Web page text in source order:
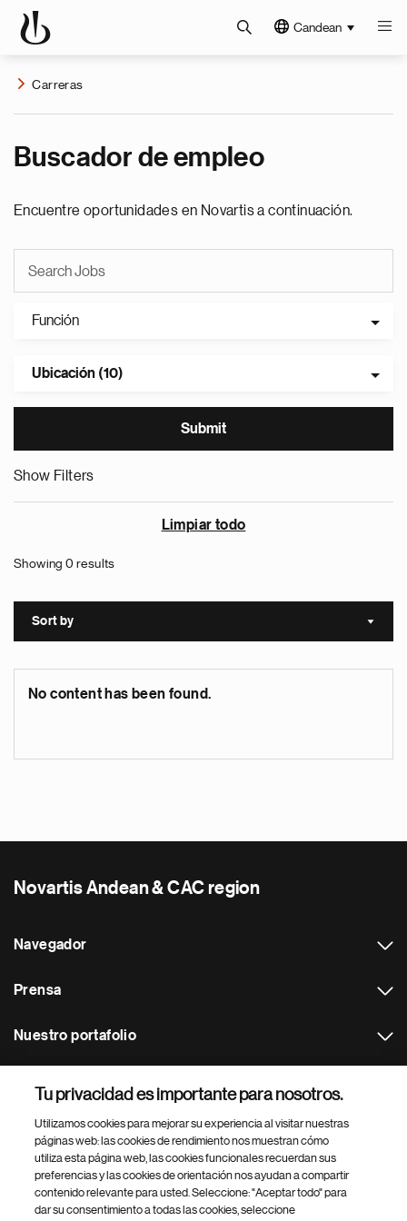
Candean
Carreras
Buscador de empleo
Encuentre oportunidades en Novartis a continuación.
Función
Ubicación (10)
Show Filters
Limpiar todo
Showing 0 results
Sort by Sort
No content has been found.
Novartis Andean & CAC region
Navegador
Prensa
Nuestro portafolio
Footer Site Search
Tu privacidad es importante para nosotros.
Utilizamos cookies para mejorar su experiencia al visitar nuestras
páginas web: las cookies de rendimiento nos muestran cómo
utiliza esta página web, las cookies funcionales recuerdan sus
preferencias y las cookies de orientación nos ayudan a compartir
contenido relevante para usted. Seleccione: "Aceptar todo" para
dar su consentimiento a todas las cookies, seleccione